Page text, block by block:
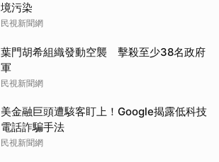
境污染
民視新聞網
葉門胡希組織發動空襲 擊殺至少38名政府
軍
民視新聞網
美金融巨頭遭駭客盯上！Google揭露低科技
電話詐騙手法
民視新聞網